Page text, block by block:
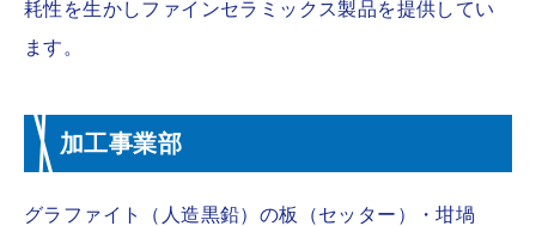
耗性を生かしファインセラミックス製品を提供してい
ます。
加工事業部
グラファイト（人造黒鉛）の板（セッター）・坩堝